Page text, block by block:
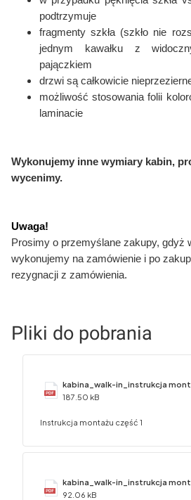
podtrzymuje
fragmenty szkła (szkło nie
jednym kawałku z
pajączkiem
drzwi są całkowicie
możliwość stosowania folii
laminacie
Wykonujemy inne wymiary kabin,
wycenimy.
Uwaga!
Prosimy o przemyślane zakupy, gdyż
wykonujemy na zamówienie i po
rezygnacji z zamówienia.
Pliki do pobrania
kabina_walk-in_instrukcja
187.50 kB
Instrukcja montażu część 1
kabina_walk-in_instrukcja
92.06 kB